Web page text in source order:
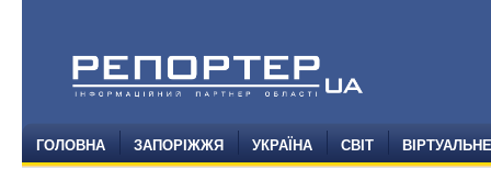
ГОЛОВНА ЗАПОРІЖЖЯ УКРАЇНА СВІТ